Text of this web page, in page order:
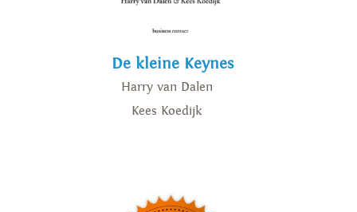
De kleine Keynes
Harry van Dalen
Kees Koedijk